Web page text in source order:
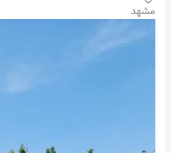
مشهد